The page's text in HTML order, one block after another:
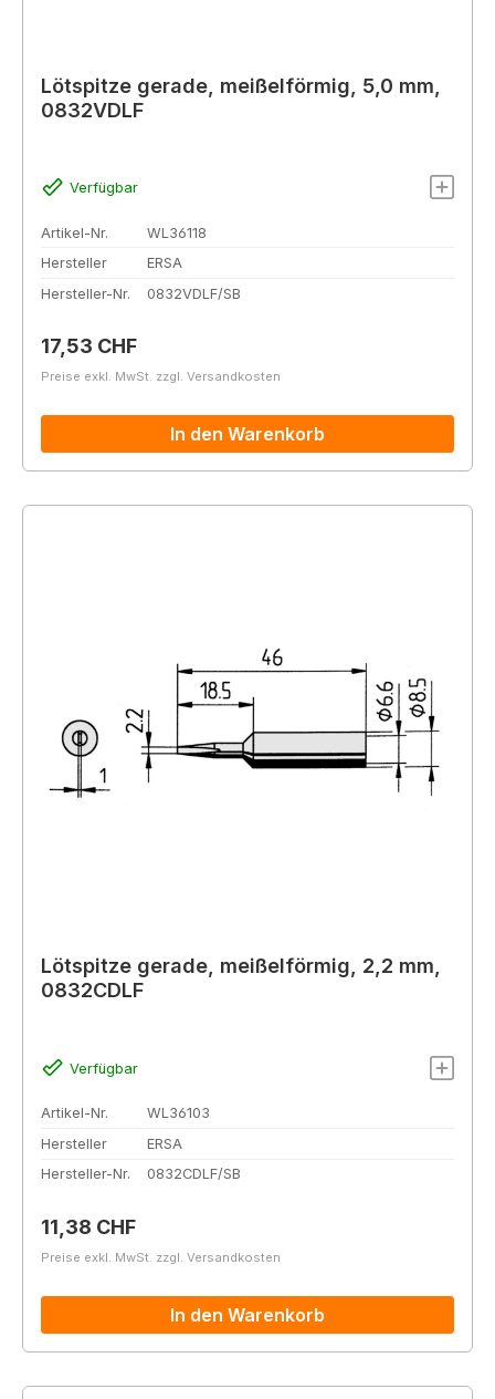
Lötspitze gerade, meißelförmig, 5,0 mm,
0832VDLF
Verfügbar
Artikel-Nr.
WL36118
Hersteller
ERSA
Hersteller-Nr.
0832VDLF/SB
Regulärer Preis:
17,53 CHF
Preise exkl. MwSt. zzgl. Versandkosten
In den Warenkorb
Lötspitze gerade, meißelförmig, 2,2 mm,
0832CDLF
Verfügbar
Artikel-Nr.
WL36103
Hersteller
ERSA
Hersteller-Nr.
0832CDLF/SB
Regulärer Preis:
11,38 CHF
Preise exkl. MwSt. zzgl. Versandkosten
In den Warenkorb